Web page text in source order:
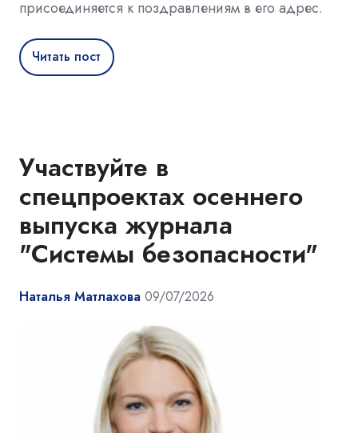
присоединяется к поздравлениям в его адрес.
Читать пост
Участвуйте в
спецпроектах осеннего
выпуска журнала
"Системы безопасности"
Наталья Матлахова 09/07/2026